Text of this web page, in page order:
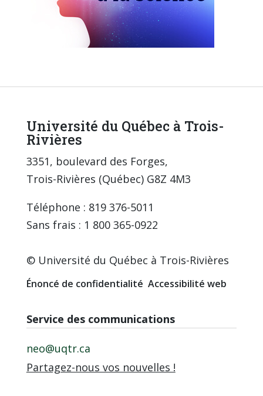
Université du Québec à Trois-
Rivières
3351, boulevard des Forges,
Trois-Rivières (Québec) G8Z 4M3
Téléphone : 819 376-5011
Sans frais : 1 800 365-0922
© Université du Québec à Trois-Rivières
Énoncé de confidentialité Accessibilité web
Service des communications
neo@uqtr.ca
Partagez-nous vos nouvelles !